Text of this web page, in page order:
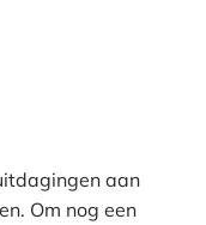
aan
Om nog een